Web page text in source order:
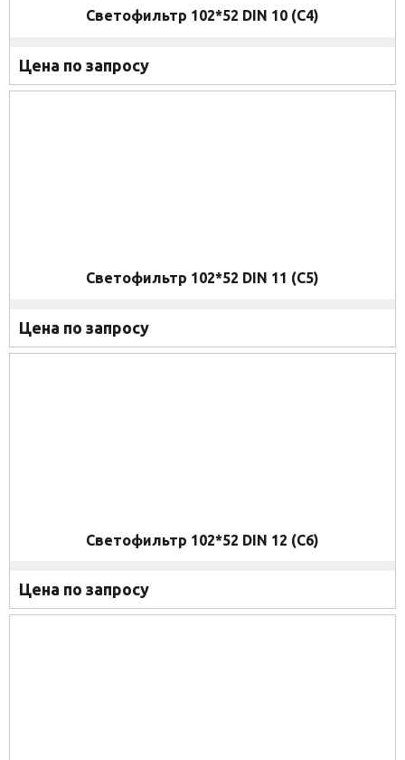
Светофильтр 102*52 DIN 10 (C4)
Цена по запросу
Светофильтр 102*52 DIN 11 (C5)
Цена по запросу
Светофильтр 102*52 DIN 12 (C6)
Цена по запросу